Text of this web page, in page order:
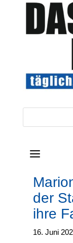
a
der
ihre
16. Juni